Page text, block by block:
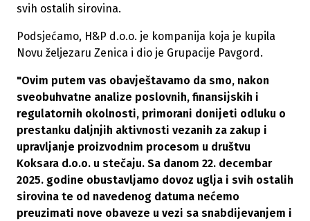
svih ostalih sirovina.
Podsjećamo, H&P d.o.o. je kompanija koja je kupila
Novu željezaru Zenica i dio je Grupacije Pavgord.
"Ovim putem vas obavještavamo da smo, nakon
sveobuhvatne analize poslovnih, finansijskih i
regulatornih okolnosti, primorani donijeti odluku o
prestanku daljnjih aktivnosti vezanih za zakup i
upravljanje proizvodnim procesom u društvu
Koksara d.o.o. u stečaju. Sa danom 22. decembar
2025. godine obustavljamo dovoz uglja i svih ostalih
sirovina te od navedenog datuma nećemo
preuzimati nove obaveze u vezi sa snabdijevanjem i